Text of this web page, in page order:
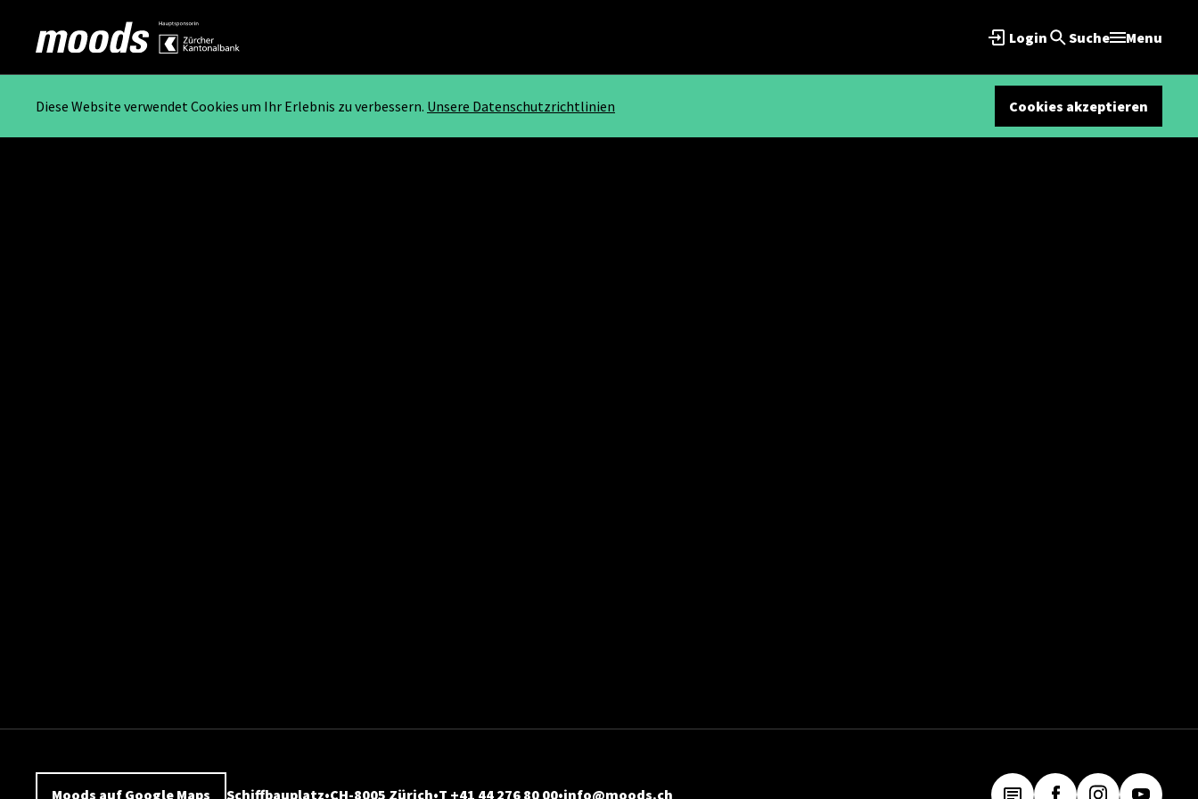
Login Suche Menu
Diese Website verwendet Cookies um Ihr Erlebnis zu verbessern. Unsere Datenschutzrichtlinien Cookies akzeptieren
Moods auf Google Maps Schiffbauplatz CH-8005 Zürich T +41 44 276 80 00 info@moods.ch